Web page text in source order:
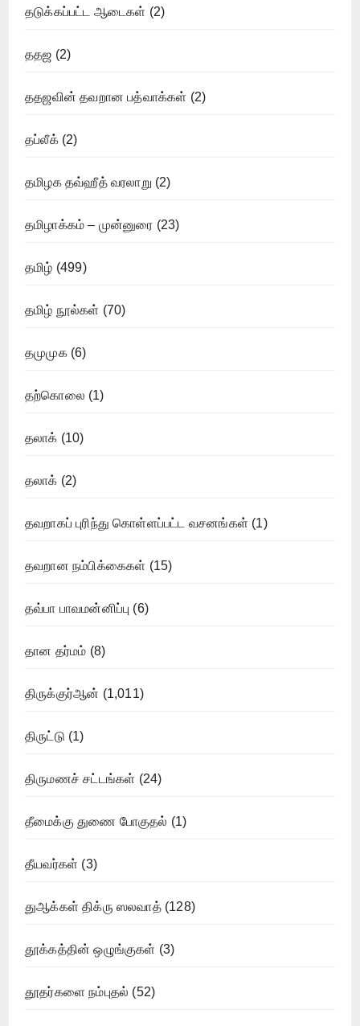
தடுக்கப்பட்ட ஆடைகள் (2)
ததஜ (2)
ததஜவின் தவறான பத்வாக்கள் (2)
தப்லீக்(2)
தமிழக தவ்ஹீத் வரலாறு (2)
தமிழாக்கம் – முன்னுரை (23)
தமிழ் (499)
தமிழ் நூல்கள் (70)
தமுமுக(6)
தற்கொலை (1)
தலாக் (10)
தலாக் (2)
தவறாகப் புரிந்து கொள்ளப்பட்ட வசனங்கள் (1)
தவறான நம்பிக்கைகள் (15)
தவ்பா பாவமன்னிப்பு (6)
தான தர்மம் (8)
திருக்குர்ஆன் (1,011)
திருட்டு (1)
திருமணச் சட்டங்கள் (24)
தீமைக்கு துணை போகுதல் (1)
தீயவர்கள் (3)
துஆக்கள் திக்ரு ஸலவாத்(128)
தூக்கத்தின் ஒழுங்குகள் (3)
தூதர்களை நம்புதல் (52)